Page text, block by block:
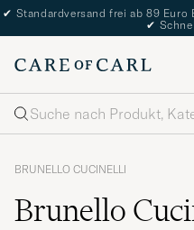
✔ Standardversand frei ab 89 Euro
✔
Suche
BRUNELLO CUCINELLI
Brunello